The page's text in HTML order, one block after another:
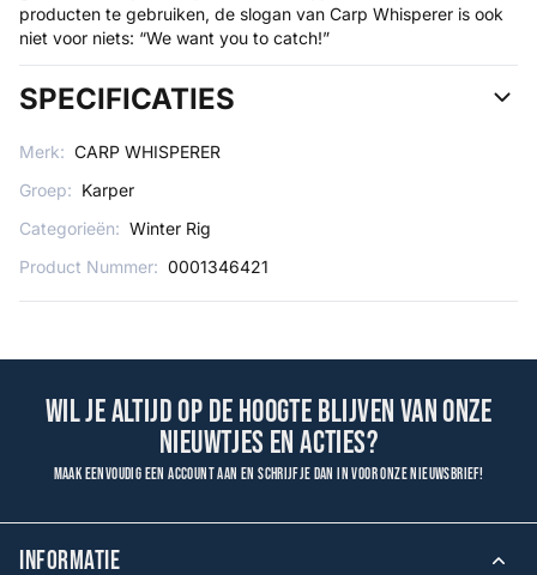
producten te gebruiken, de slogan van Carp Whisperer is ook
niet voor niets: “We want you to catch!”
SPECIFICATIES
Merk: CARP WHISPERER
Groep: Karper
Categorieën: Winter Rig
Product Nummer: 0001346421
Wil je altijd op de hoogte blijven van onze
nieuwtjes en acties?
Maak eenvoudig een account aan en schrijf je dan in voor onze nieuwsbrief!
INFORMATIE